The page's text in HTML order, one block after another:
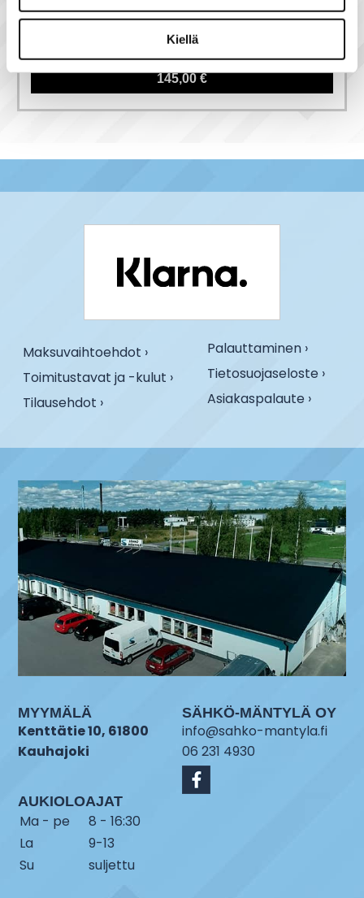
Kiellä
YLEISVALAISIN
AVR66.120L IP44
20W/840 E
145,00 €
Maksuvaihtoehdot ›
Toimitustavat ja -kulut ›
Tilausehdot ›
Palauttaminen ›
Tietosuojaseloste ›
Asiakaspalaute ›
MYYMÄLÄ
Kenttätie 10, 61800
Kauhajoki
AUKIOLOAJAT
Ma - pe
8 - 16:30
La
9-13
Su
suljettu
SÄHKÖ-MÄNTYLÄ OY
info@sahko-mantyla.fi
06 231 4930